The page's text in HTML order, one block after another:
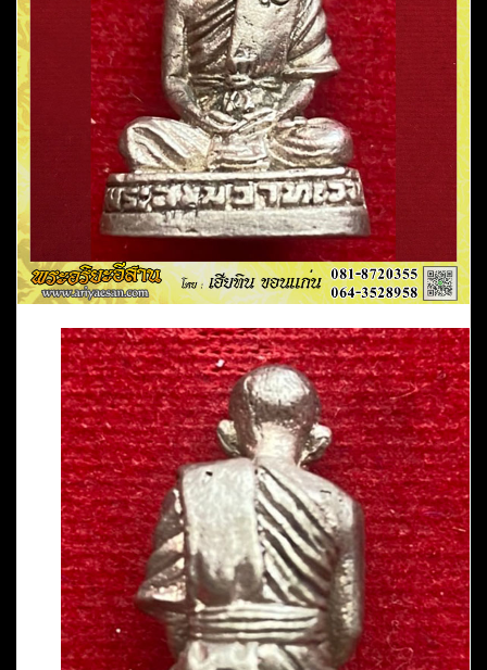
อัล
ปาก้
าปี2548
วัด
ป่า
พุทธ
มงคล
อ.เมือง
จ.กาฬสินธุ์
ชิ้น